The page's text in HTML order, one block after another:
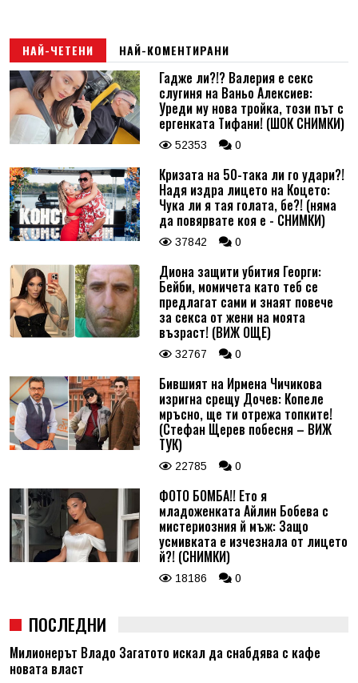
НАЙ-ЧЕТЕНИ НАЙ-КОМЕНТИРАНИ
Гадже ли?!? Валерия е секс
слугиня на Ваньо Алексиев:
Уреди му нова тройка, този път с
ергенката Тифани! (ШОК СНИМКИ)
52353 0
Кризата на 50-така ли го удари?!
Надя издра лицето на Коцето:
Чука ли я тая голата, бе?! (няма
да повярвате коя е - СНИМКИ)
37842 0
Диона защити убития Георги:
Бейби, момичета като теб се
предлагат сами и знаят повече
за секса от жени на моята
възраст! (ВИЖ ОЩЕ)
32767 0
Бившият на Ирмена Чичикова
изригна срещу Дочев: Копеле
мръсно, ще ти отрежа топките!
(Стефан Щерев побесня – ВИЖ
ТУК)
22785 0
ФОТО БОМБА!! Ето я
младоженката Айлин Бобева с
мистериозния й мъж: Защо
усмивката е изчезнала от лицето
й?! (СНИМКИ)
18186 0
ПОСЛЕДНИ
Милионерът Владо Загатото искал да снабдява с кафе
новата власт